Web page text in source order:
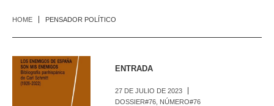
HOME PENSADOR POLÍTICO
ENTRADA
27 DE JULIO DE 2023
DOSSIER#76 NÚMERO#76